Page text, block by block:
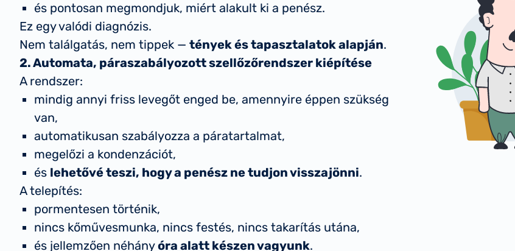
és pontosan megmondjuk, miért alakult ki a penész.
Ez egy valódi diagnózis.
Nem találgatás, nem tippek — tények és tapasztalatok alapján.
2. Automata, páraszabályozott szellőzőrendszer kiépítése
A rendszer:
mindig annyi friss levegőt enged be, amennyire éppen szükség
van,
automatikusan szabályozza a páratartalmat,
megelőzi a kondenzációt,
és lehetővé teszi, hogy a penész ne tudjon visszajönni.
A telepítés:
pormentesen történik,
nincs kőművesmunka, nincs festés, nincs takarítás utána,
és jellemzően néhányóra alatt készen vagyunk.